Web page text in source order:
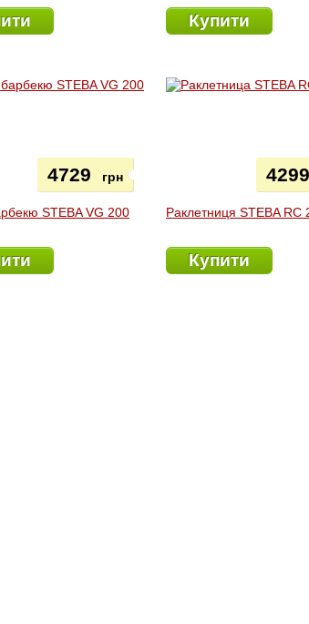
Купити
STEBA VG 200
4729 грн
Раклетниця STEBA RC
Купити